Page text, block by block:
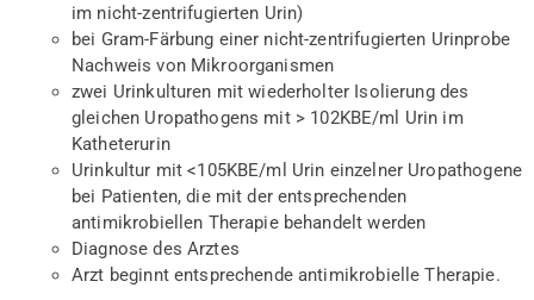
im nicht-zentrifugierten Urin)
bei Gram-Färbung einer nicht-zentrifugierten Urinprobe
Nachweis von Mikroorganismen
zwei Urinkulturen mit wiederholter Isolierung des
gleichen Uropathogens mit > 102KBE/ml Urin im
Katheterurin
Urinkultur mit <105KBE/ml Urin einzelner Uropathogene
bei Patienten, die mit der entsprechenden
antimikrobiellen Therapie behandelt werden
Diagnose des Arztes
Arzt beginnt entsprechende antimikrobielle Therapie.